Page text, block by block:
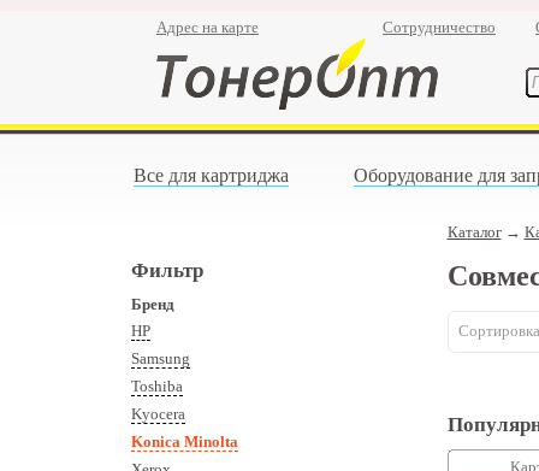
Адрес на карте Сотрудничество
Все для картриджа Оборудование для
Фильтр
Бренд
HP
Samsung
Toshiba
Kyocera
Konica Minolta
Каталог→